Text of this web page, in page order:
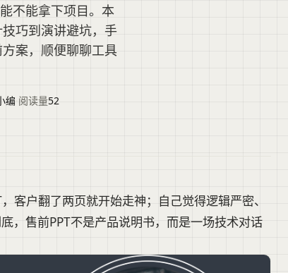
不能拿下项目。本
巧到演讲避坑，手
案，顺便聊聊工具
编 阅读量52
客户翻了两页就开始走神；自己觉得逻辑严密、
，售前PPT不是产品说明书，而是一场技术对话